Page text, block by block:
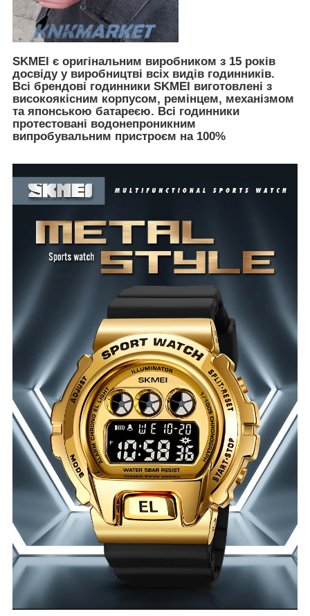
SKMEI є оригінальним виробником з 15 років
досвіду у виробництві всіх видів годинників.
Всі брендові годинники SKMEI виготовлені з
високоякісним корпусом, ремінцем, механізмом
та японською батареєю. Всі годинники
протестовані водонепроникним
випробувальним пристроєм на 100%